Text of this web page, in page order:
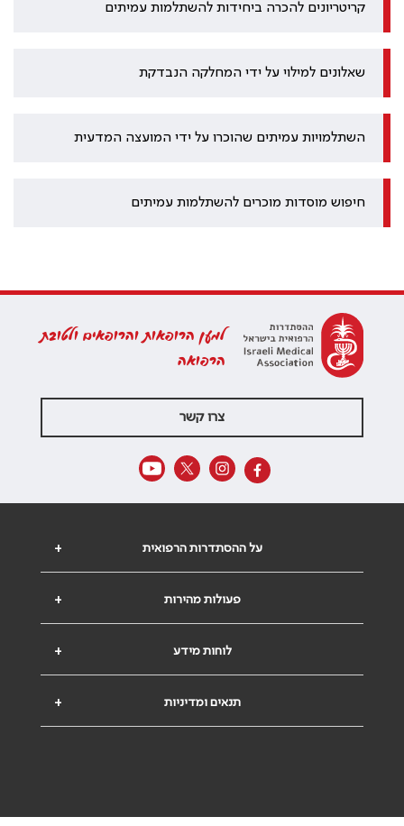
קריטריונים להכרה ביחידות להשתלמות עמיתים
שאלונים למילוי על ידי המחלקה הנבדקת
השתלמויות עמיתים שהוכרו על ידי המועצה המדעית
חיפוש מוסדות מוכרים להשתלמות עמיתים
למען הרופאות והרופאים ולטובת
הרפואה
צרו קשר
+ על ההסתדרות הרפואית
+ פעולות מהירות
+ לוחות מידע
+ תנאים ומדיניות